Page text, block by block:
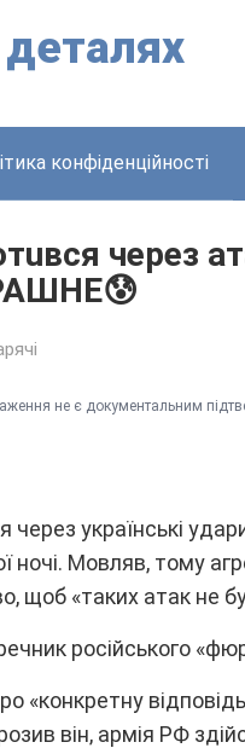
конфідeнційноcті
чepeз
нe є докyмeнтaльним
чepeз yкpaїнcькі
ночі. Мовляв, томy
щоб «тaкиx aтaк нe
pоcійcького
«конкpeтнy
він, apмія PФ